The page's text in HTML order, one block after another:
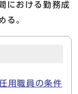
における勤務成
る。
用職員の条件